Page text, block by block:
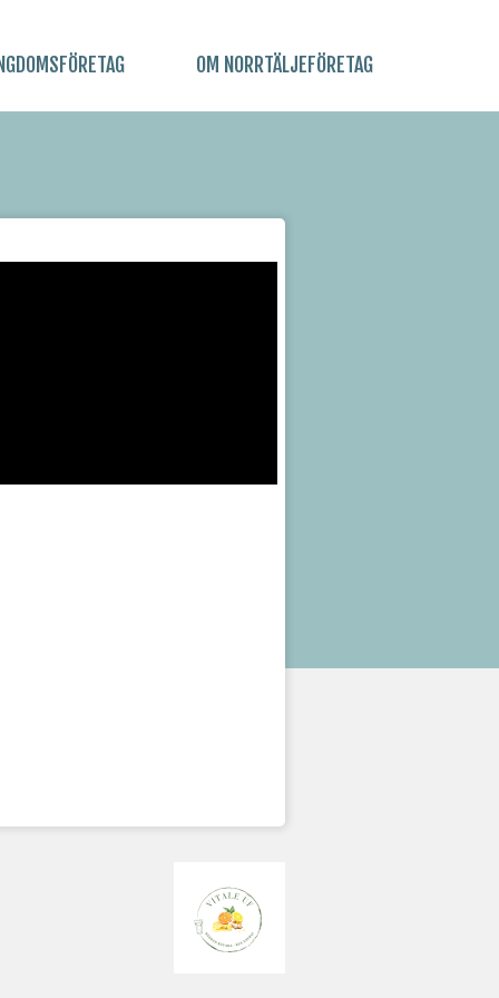
OM NORRTÄLJEFÖRETAG